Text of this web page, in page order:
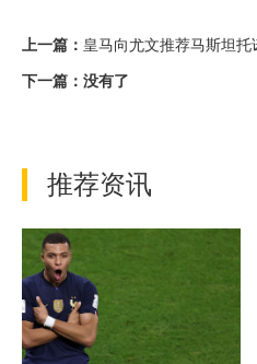
上一篇： 皇马向尤文推荐马斯坦
下一篇：没有了
推荐资讯